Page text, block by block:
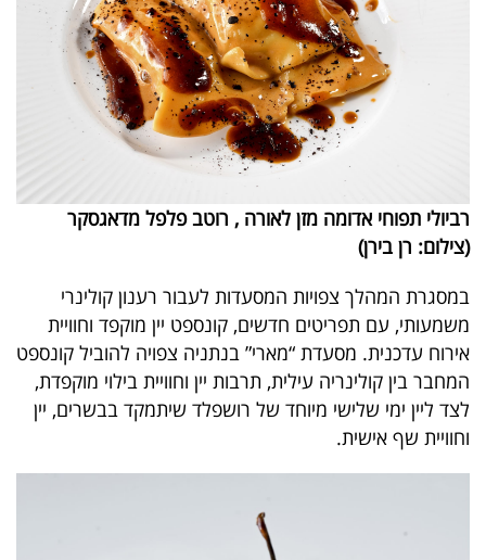
רביולי תפוחי אדומה מזן לאורה , רוטב פלפל מדאגסקר
(צילום: רן בירן)
במסגרת המהלך צפויות המסעדות לעבור רענון קולינרי
משמעותי, עם תפריטים חדשים, קונספט יין מוקפד וחוויית
אירוח עדכנית. מסעדת “מארי” בנתניה צפויה להוביל קונספט
המחבר בין קולינריה עילית, תרבות יין וחוויית בילוי מוקפדת,
לצד ליין ימי שלישי מיוחד של רושפלד שיתמקד בבשרים, יין
וחוויית שף אישית.